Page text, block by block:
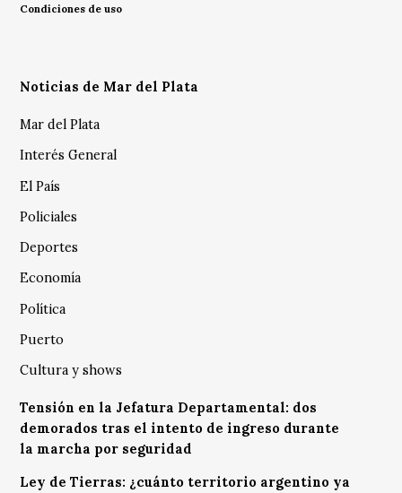
Condiciones de uso
Noticias de Mar del Plata
Mar del Plata
Interés General
El País
Policiales
Deportes
Economía
Política
Puerto
Cultura y shows
Tensión en la Jefatura Departamental: dos
demorados tras el intento de ingreso durante
la marcha por seguridad
Ley de Tierras: ¿cuánto territorio argentino ya